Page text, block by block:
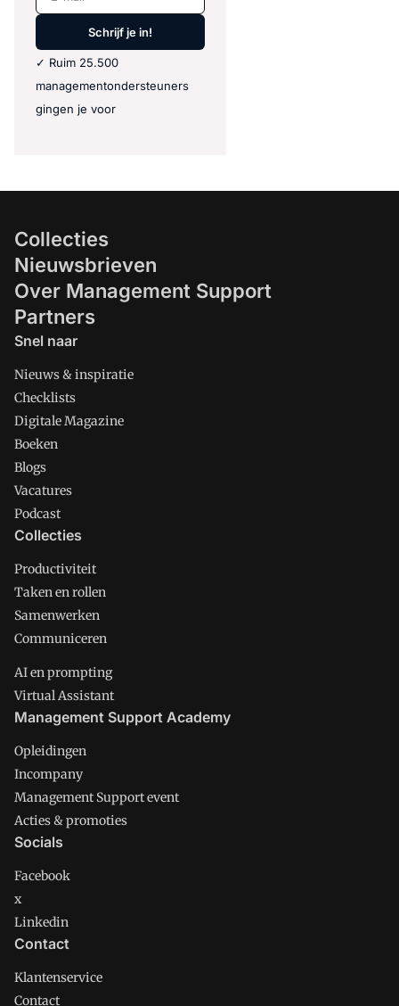
Schrijf je in!
✓ Ruim 25.500
managementondersteuners
gingen je voor
Collecties
Nieuwsbrieven
Over Management Support
Partners
Snel naar
Nieuws & inspiratie
Checklists
Digitale Magazine
Boeken
Blogs
Vacatures
Podcast
Collecties
Productiviteit
Taken en rollen
Samenwerken
Communiceren
AI en prompting
Virtual Assistant
Management Support Academy
Opleidingen
Incompany
Management Support event
Acties & promoties
Socials
Facebook
x
Linkedin
Contact
Klantenservice
Contact